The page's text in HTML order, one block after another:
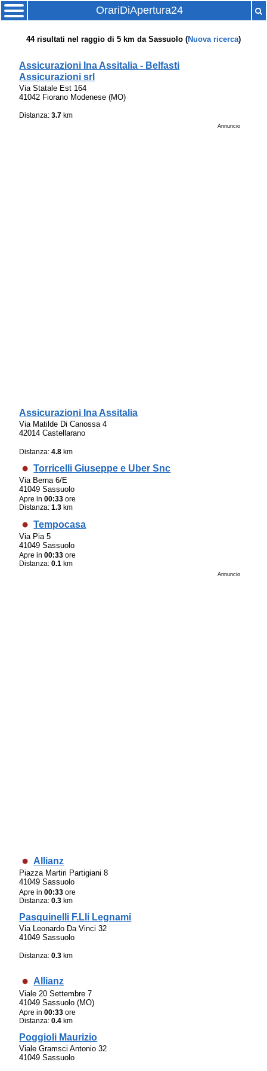
OrariDiApertura24
44risultati nel raggio di 5 km da Sassuolo (Nuova ricerca)
Assicurazioni Ina Assitalia - Belfasti
Assicurazioni srl
Via Statale Est 164
41042 Fiorano Modenese (MO)
Distanza:3.7 km
Annuncio
Assicurazioni Ina Assitalia
Via Matilde Di Canossa 4
42014 Castellarano
Distanza:4.8 km
Torricelli Giuseppe e Uber Snc
Via Berna 6/E
41049 Sassuolo
Apre in00:33 ore
Distanza:1.3 km
Tempocasa
Via Pia 5
41049 Sassuolo
Apre in00:33 ore
Distanza:0.1 km
Annuncio
Allianz
Piazza Martiri Partigiani 8
41049 Sassuolo
Apre in00:33 ore
Distanza:0.3 km
Pasquinelli F.Lli Legnami
Via Leonardo Da Vinci 32
41049 Sassuolo
Distanza:0.3 km
Allianz
Viale 20 Settembre 7
41049 Sassuolo (MO)
Apre in00:33 ore
Distanza:0.4 km
Poggioli Maurizio
Viale Gramsci Antonio 32
41049 Sassuolo